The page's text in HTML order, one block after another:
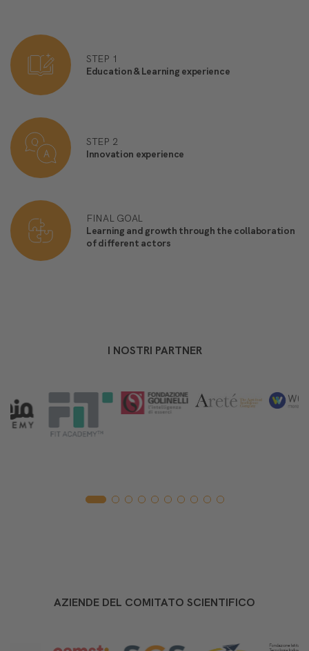
STEP 1
Education & Learning experience
STEP 2
Innovation experience
FINAL GOAL
Learning and growth through the collaboration
of different actors
I NOSTRI PARTNER
AZIENDE DEL COMITATO SCIENTIFICO